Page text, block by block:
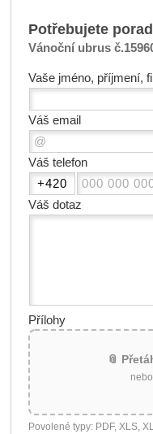
Potřebujete
Vánoční ubrus
Vaše jméno, příjmení,
Váš email
Váš telefon
Váš dotaz
Přílohy
📎
Povolené typy: PDF, XLS,